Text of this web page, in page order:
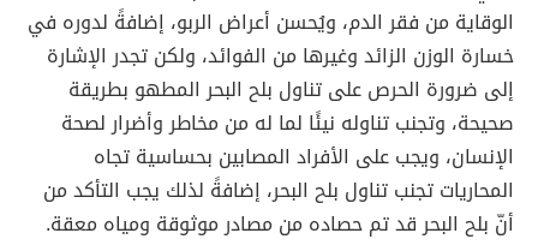
الوقاية من فقر الدم، ويُحسن أعراض الربو، إضافةً لدوره في
خسارة الوزن الزائد وغيرها من الفوائد، ولكن تجدر الإشارة
إلى ضرورة الحرص على تناول بلح البحر المطهو بطريقة
صحيحة، وتجنب تناوله نيئًا لما له من مخاطر وأضرار لصحة
الإنسان، ويجب على الأفراد المصابين بحساسية تجاه
المحاريات تجنب تناول بلح البحر، إضافةً لذلك يجب التأكد من
أنّ بلح البحر قد تم حصاده من مصادر موثوقة ومياه معقة.